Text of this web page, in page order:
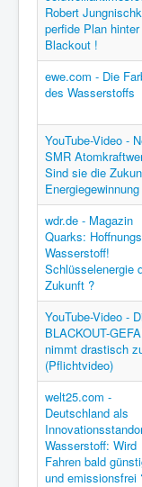
Robert
perfide Plan hinter
Blackout !
ewe.com - Die
des Wasserstoffs
YouTube-Video -
SMR
Sind sie die
wdr.de - Magazin
Quarks:
Wasserstoff!
Schlüsselenergie
Zukunft ?
YouTube-Video -
BLACKOUT-
nimmt drastisch
(Pflichtvideo)
welt25.com -
Deutschland als
Wasserstoff: Wird
Fahren bald
und emissionsfrei